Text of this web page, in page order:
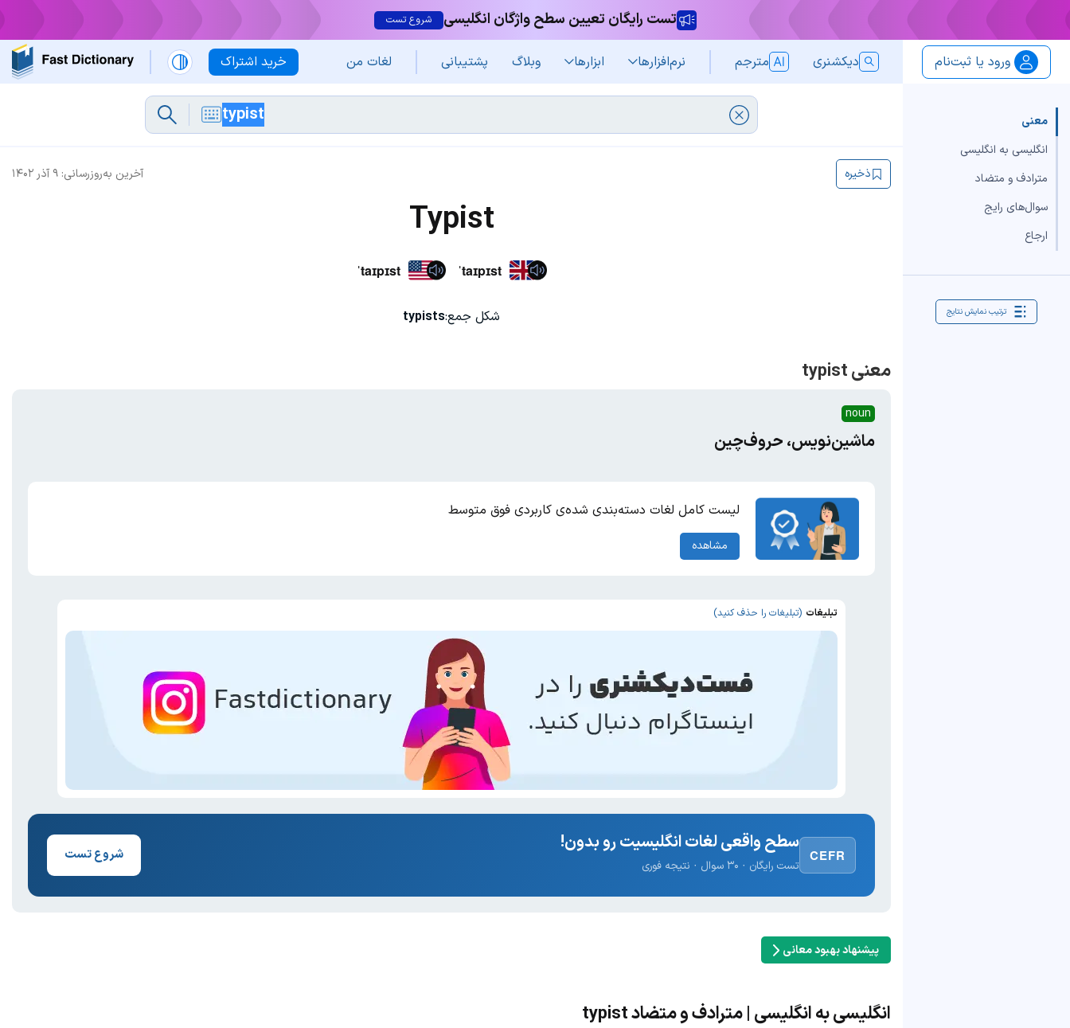
تست رایگان تعیین سطح واژگان انگلیسی شروع تست
خرید اشتراک ورود یا ثبت‌نام دیکشنری مترجم نرم‌افزار‌ها ابزارها وبلاگ پشتیبانی لغات من
معنی
انگلیسی به انگلیسی
مترادف و متضاد
سوال‌های رایج
ارجاع
ترتیب نمایش نتایج
آخرین به‌روزرسانی: ۹ آذر ۱۴۰۲ ذخیره
Typist
ˈtaɪpɪst ˈtaɪpɪst
شکل جمع:typists
معنی typist
noun
ماشین‌نویس، حروف‌چین
لیست کامل لغات دسته‌بندی شده‌ی کاربردی فوق متوسط
مشاهده
تبلیغات (تبلیغات را حذف کنید)
CEFR
سطح واقعی لغات انگلیسیت رو بدون!
تست رایگان · ۳۰ سوال · نتیجه فوری
شروع تست
پیشنهاد بهبود معانی
انگلیسی به انگلیسی | مترادف و متضاد typist